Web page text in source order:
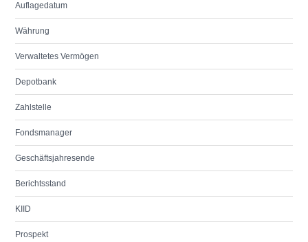
Auflagedatum
Währung
Verwaltetes Vermögen
Depotbank
Zahlstelle
Fondsmanager
Geschäftsjahresende
Berichtsstand
KIID
Prospekt